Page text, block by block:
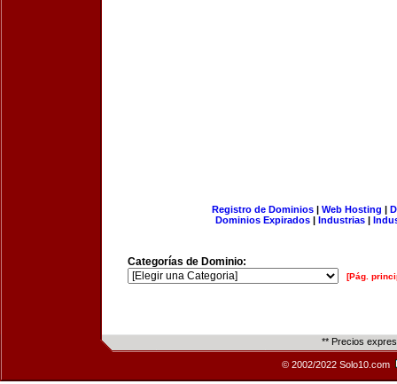
Registro de Dominios| Web Hosting |
Dominios Expirados | Industrias |
Categorías de Dominio:
[Pág.
** Precios
© 2002/2022 Solo10.com